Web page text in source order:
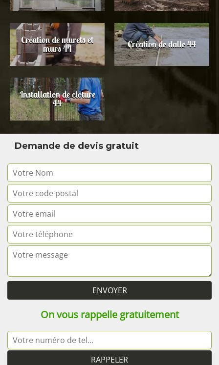
Création de murets et
murs 44 Création de dalle 44
Installation de clôture
44
Demande de devis gratuit
On vous rappelle gratuitement